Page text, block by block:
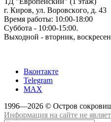
г. Киров, ул. Воровского, д. 43
Время работы: 10:00-18:00
Суббота - 10:00-15:00.
Выходной - вторник,
Вконтакте
Telegram
MAX
1996—2026 © Остров
Информация на сайте не